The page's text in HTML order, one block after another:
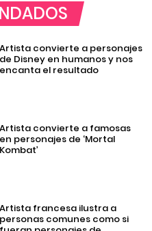
Artista convierte a personajes
de Disney en humanos y nos
encanta el resultado
Artista convierte a famosas
en personajes de ‘Mortal
Kombat’
Artista francesa ilustra a
personas comunes como si